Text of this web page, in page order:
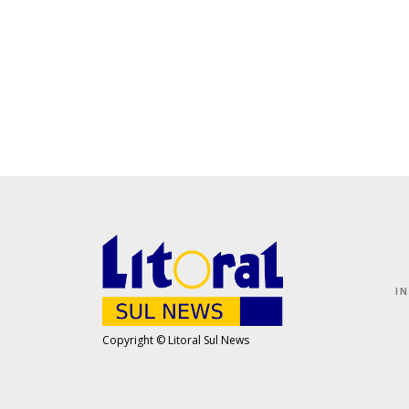
Copyright © Litoral Sul News